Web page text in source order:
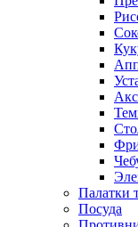
Палатки
Посуда